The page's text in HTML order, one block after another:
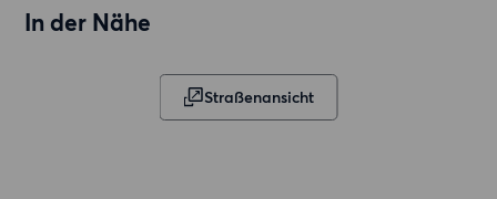
In der Nähe
Straßenansicht